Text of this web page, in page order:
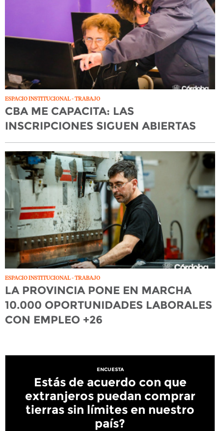
ESPACIO INSTITUCIONAL - TRABAJO
CBA ME CAPACITA: LAS
INSCRIPCIONES SIGUEN ABIERTAS
ESPACIO INSTITUCIONAL - TRABAJO
LA PROVINCIA PONE EN MARCHA
10.000 OPORTUNIDADES LABORALES
CON EMPLEO +26
ENCUESTA
Estás de acuerdo con que
extranjeros puedan comprar
tierras sin límites en nuestro
país?